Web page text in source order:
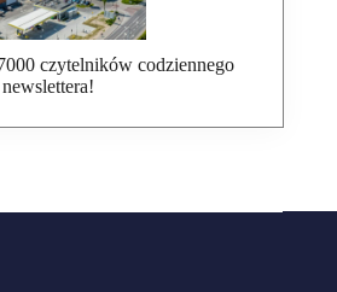
czytelników codziennego
newslettera!